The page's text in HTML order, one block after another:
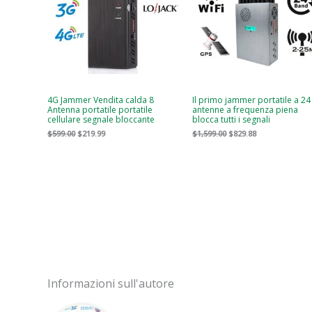
4G Jammer Vendita calda 8
Antenna portatile portatile
cellulare segnale bloccante
$599.00 $219.99
Il primo jammer portatile a 24
antenne a frequenza piena
blocca tutti i segnali
$1,599.00 $829.88
Informazioni sull'autore